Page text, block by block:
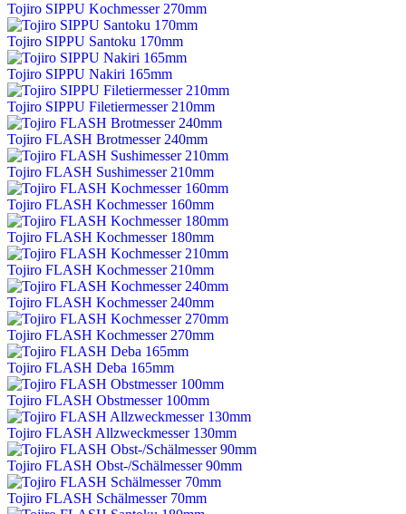
Tojiro SIPPU Kochmesser 270mm
Tojiro SIPPU Santoku 170mm
Tojiro SIPPU Nakiri 165mm
Tojiro SIPPU Filetiermesser 210mm
Tojiro FLASH Brotmesser 240mm
Tojiro FLASH Sushimesser 210mm
Tojiro FLASH Kochmesser 160mm
Tojiro FLASH Kochmesser 180mm
Tojiro FLASH Kochmesser 210mm
Tojiro FLASH Kochmesser 240mm
Tojiro FLASH Kochmesser 270mm
Tojiro FLASH Deba 165mm
Tojiro FLASH Obstmesser 100mm
Tojiro FLASH Allzweckmesser 130mm
Tojiro FLASH Obst-/Schälmesser 90mm
Tojiro FLASH Schälmesser 70mm